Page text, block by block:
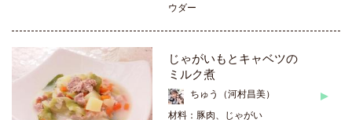
ウダー
じゃがいもとキャベツの
ミルク煮
ちゅう（河村昌美）
材料：豚肉、じゃがい